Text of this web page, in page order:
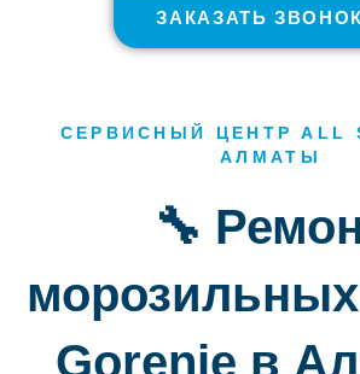
ЗАКАЗАТЬ
СЕРВИСНЫЙ ЦЕНТР ALL
АЛМАТЫ
🔧
Gorenje в